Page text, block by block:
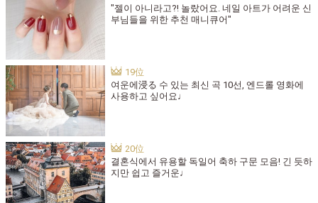
"젤이 아니라고?! 놀랐어요. 네일 아트가 어려운 신
부님들을 위한 추천 매니큐어"
여운에浸る 수 있는 최신 곡 10선, 엔드롤 영화에
사용하고 싶어요♩
결혼식에서 유용할 독일어 축하 구문 모음! 긴 듯하
지만 쉽고 즐거운♩